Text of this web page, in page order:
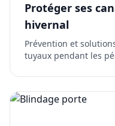
Protéger ses
hivernal
Prévention et
tuyaux pendant les